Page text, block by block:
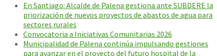
En Santiago: Alcalde de Palena gestiona ante SUBDERE la
priorización de nuevos proyectos de abastos de agua para
sectores rurales
Convocatoria a Iniciativas Comunitarias 2026
Municipalidad de Palena continúa impulsando gestiones
para avanzar en el proyecto del futuro hospital de la